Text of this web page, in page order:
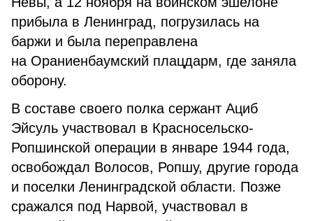
прибыла в Ленинград, погрузилась на
баржи и была переправлена
на Ораниенбаумский плацдарм, где заняла
оборону.
В составе своего полка сержант Ациб
Эйсуль участвовал в Красносельско-
Ропшинской операции в январе 1944 года,
освобождал Волосов, Ропшу, другие города
и поселки Ленинградской области. Позже
сражался под Нарвой, участвовал в